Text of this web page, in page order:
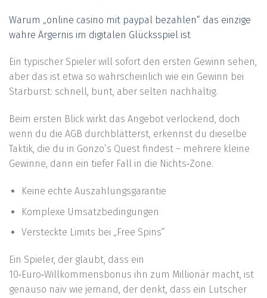
Warum „online casino mit paypal bezahlen“ das einzige
wahre Ärgernis im digitalen Glücksspiel ist
Ein typischer Spieler will sofort den ersten Gewinn sehen,
aber das ist etwa so wahrscheinlich wie ein Gewinn bei
Starburst: schnell, bunt, aber selten nachhaltig.
Beim ersten Blick wirkt das Angebot verlockend, doch
wenn du die AGB durchblätterst, erkennst du dieselbe
Taktik, die du in Gonzo’s Quest findest – mehrere kleine
Gewinne, dann ein tiefer Fall in die Nichts‑Zone.
Keine echte Auszahlungsgarantie
Komplexe Umsatzbedingungen
Versteckte Limits bei „Free Spins“
Ein Spieler, der glaubt, dass ein
10‑Euro‑Willkommensbonus ihn zum Millionär macht, ist
genauso naiv wie jemand, der denkt, dass ein Lutscher